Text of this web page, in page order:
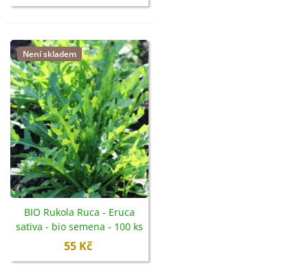
Není skladem
BIO Rukola Ruca - Eruca
sativa - bio semena - 100 ks
55 Kč